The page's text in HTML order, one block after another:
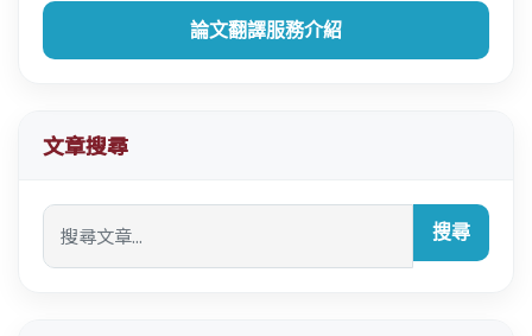
論文翻譯服務介紹
文章搜尋
搜尋